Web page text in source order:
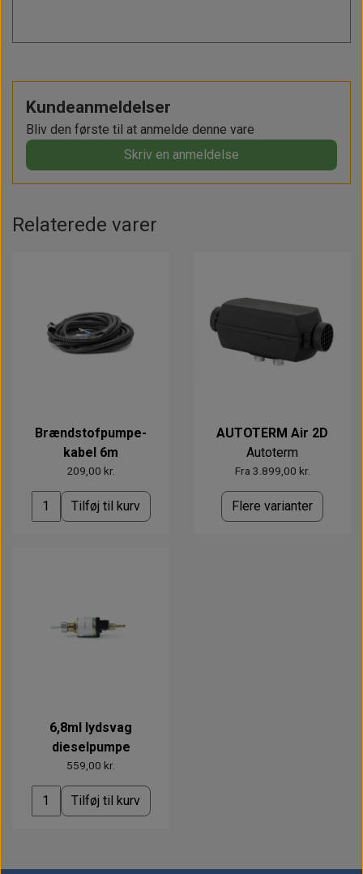
Kundeanmeldelser
Bliv den første til at anmelde denne vare
Skriv en anmeldelse
Relaterede varer
Brændstofpumpe-
kabel 6m
209,00 kr.
Tilføj til kurv
AUTOTERM Air 2D
Autoterm
Fra 3.899,00 kr.
Flere varianter
6,8ml lydsvag
dieselpumpe
559,00 kr.
Tilføj til kurv